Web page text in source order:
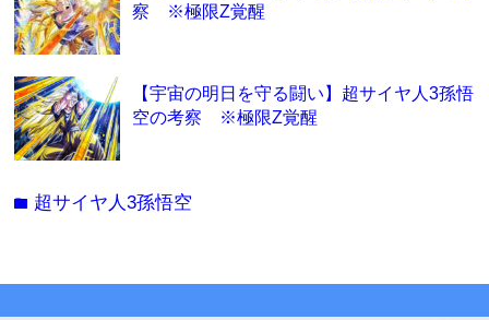
察 ※極限Z覚醒
【宇宙の明日を守る闘い】超サイヤ人3孫悟
空の考察 ※極限Z覚醒
folder 超サイヤ人3孫悟空